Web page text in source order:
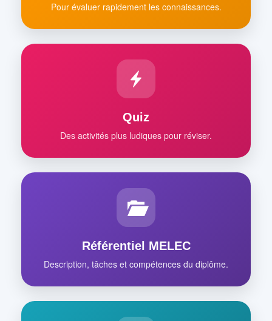
Pour évaluer rapidement les connaissances.
Quiz
Des activités plus ludiques pour réviser.
Référentiel MELEC
Description, tâches et compétences du diplôme.